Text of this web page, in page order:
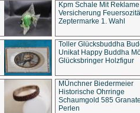
Kpm Schale Mit Reklame
Versicherung
Zeptermarke 1. Wahl
Toller Glücksbuddha
Unikat Happy Buddha
Glücksbringer Holzfigur
MÜnchner Biedermeier
Historische Ohrringe
Schaumgold 585
Perlen